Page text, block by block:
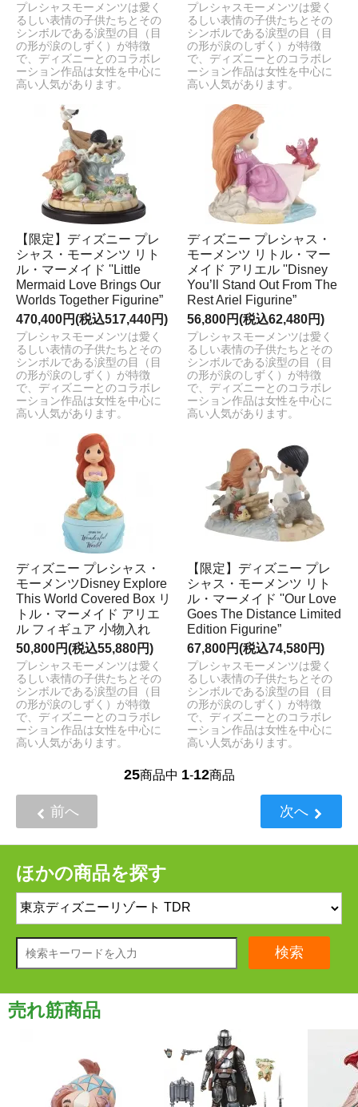
プレシャスモーメンツは愛く
るしい表情の子供たちとその
シンボルである涙型の目（目
の形が涙のしずく）が特徴
で、ディズニーとのコラボレ
ーション作品は女性を中心に
高い人気があります。
プレシャスモーメンツは愛く
るしい表情の子供たちとその
シンボルである涙型の目（目
の形が涙のしずく）が特徴
で、ディズニーとのコラボレ
ーション作品は女性を中心に
高い人気があります。
【限定】ディズニー プレ
シャス・モーメンツ リト
ル・マーメイド ''Little
Mermaid Love Brings Our
Worlds Together Figurine”
470,400円(税込517,440円)
プレシャスモーメンツは愛く
るしい表情の子供たちとその
シンボルである涙型の目（目
の形が涙のしずく）が特徴
で、ディズニーとのコラボレ
ーション作品は女性を中心に
高い人気があります。
ディズニー プレシャス・
モーメンツ リトル・マー
メイド アリエル ''Disney
You’ll Stand Out From The
Rest Ariel Figurine”
56,800円(税込62,480円)
プレシャスモーメンツは愛く
るしい表情の子供たちとその
シンボルである涙型の目（目
の形が涙のしずく）が特徴
で、ディズニーとのコラボレ
ーション作品は女性を中心に
高い人気があります。
ディズニー プレシャス・
モーメンツDisney Explore
This World Covered Box リ
トル・マーメイド アリエ
ル フィギュア 小物入れ
50,800円(税込55,880円)
プレシャスモーメンツは愛く
るしい表情の子供たちとその
シンボルである涙型の目（目
の形が涙のしずく）が特徴
で、ディズニーとのコラボレ
ーション作品は女性を中心に
高い人気があります。
【限定】ディズニー プレ
シャス・モーメンツ リト
ル・マーメイド ''Our Love
Goes The Distance Limited
Edition Figurine”
67,800円(税込74,580円)
プレシャスモーメンツは愛く
るしい表情の子供たちとその
シンボルである涙型の目（目
の形が涙のしずく）が特徴
で、ディズニーとのコラボレ
ーション作品は女性を中心に
高い人気があります。
25商品中 1-12商品
前へ 次へ
ほかの商品を探す
検索
売れ筋商品